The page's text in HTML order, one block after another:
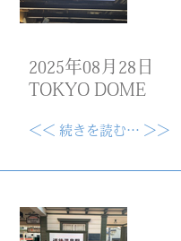
2025年08月28日
TOKYO DOME
＜＜ 続きを読む… ＞＞